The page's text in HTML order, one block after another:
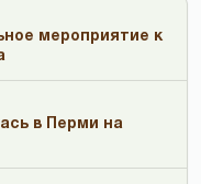
мероприятие к
в Перми на